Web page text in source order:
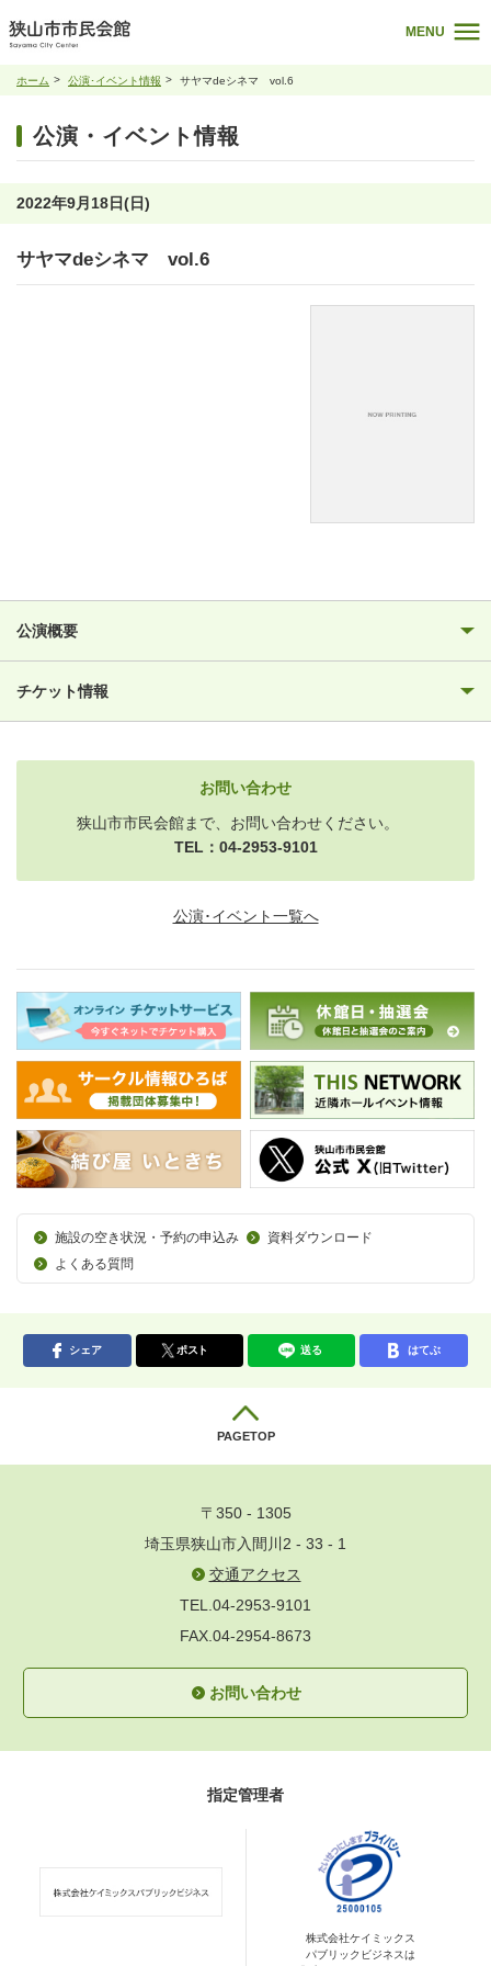
MENU
ホーム 公演･イベント情報 サヤマdeシネマ vol.6
公演・イベント情報
2022年9月18日(日)
サヤマdeシネマ vol.6
公演概要
チケット情報
お問い合わせ
狭山市市民会館まで、お問い合わせください。
TEL：04-2953-9101
公演･イベント一覧へ
施設の空き状況・予約の申込み
資料ダウンロード
よくある質問
シェア ポスト 送る はてぶ
PAGETOP
〒350 - 1305
埼玉県狭山市入間川2 - 33 - 1
交通アクセス
TEL.04-2953-9101
FAX.04-2954-8673
お問い合わせ
指定管理者
株式会社ケイミックス
パブリックビジネスは